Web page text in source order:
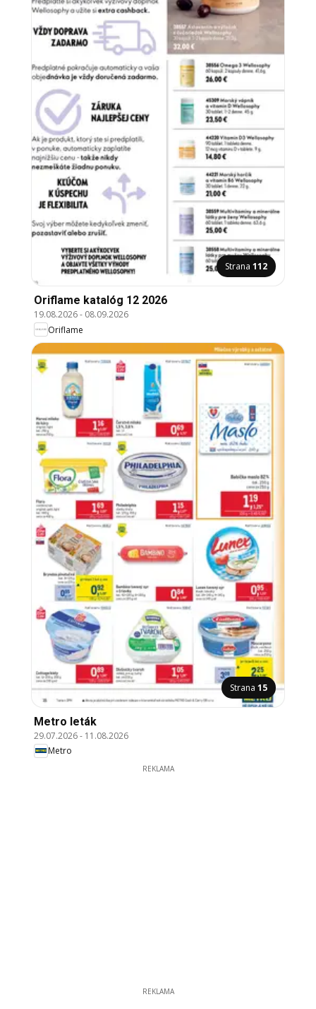
Strana 112
Oriflame katalóg 12 2026
19.08.2026- 08.09.2026
Oriflame
Strana 15
Metro leták
29.07.2026- 11.08.2026
Metro
REKLAMA
REKLAMA